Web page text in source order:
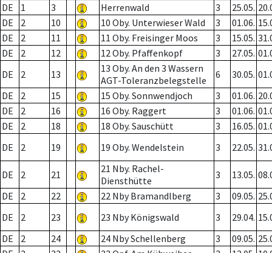
DE
1 3 Herrenwald 3 25.05.
DE
2 10 10 Oby. Unterwieser Wald 3 01.06.
DE
2 11 11 Oby. Freisinger Moos 3 15.05.
DE
2 12 12 Oby. Pfaffenkopf 3 27.05.
DE
2 13
13 Oby. An den 3 Wassern
AGT-Toleranzbelegstelle
6 30.05.
DE
2 15 15 Oby. Sonnwendjoch 3 01.06.
DE
2 16 16 Oby. Raggert 3 01.06.
DE
2 18 18 Oby. Sauschütt 3 16.05.
DE
2 19 19 Oby. Wendelstein 3 22.05.
DE 2 21
21 Nby. Rachel-
Diensthütte
3 13.05.
DE
2 22 22 Nby Bramandlberg 3 09.05.
DE
2 23 23 Nby Königswald 3 29.04.
DE
2 24 24 Nby Schellenberg 3 09.05.